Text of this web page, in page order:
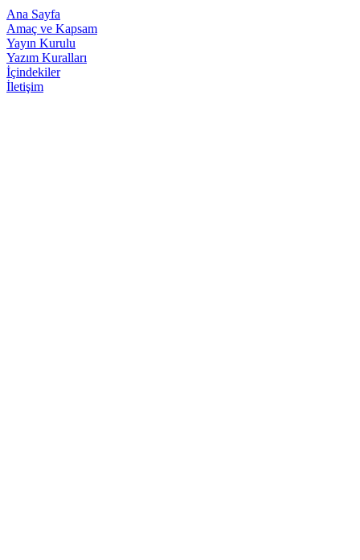
Ana Sayfa
Amaç ve Kapsam
Yayın Kurulu
Yazım Kuralları
İçindekiler
İletişim